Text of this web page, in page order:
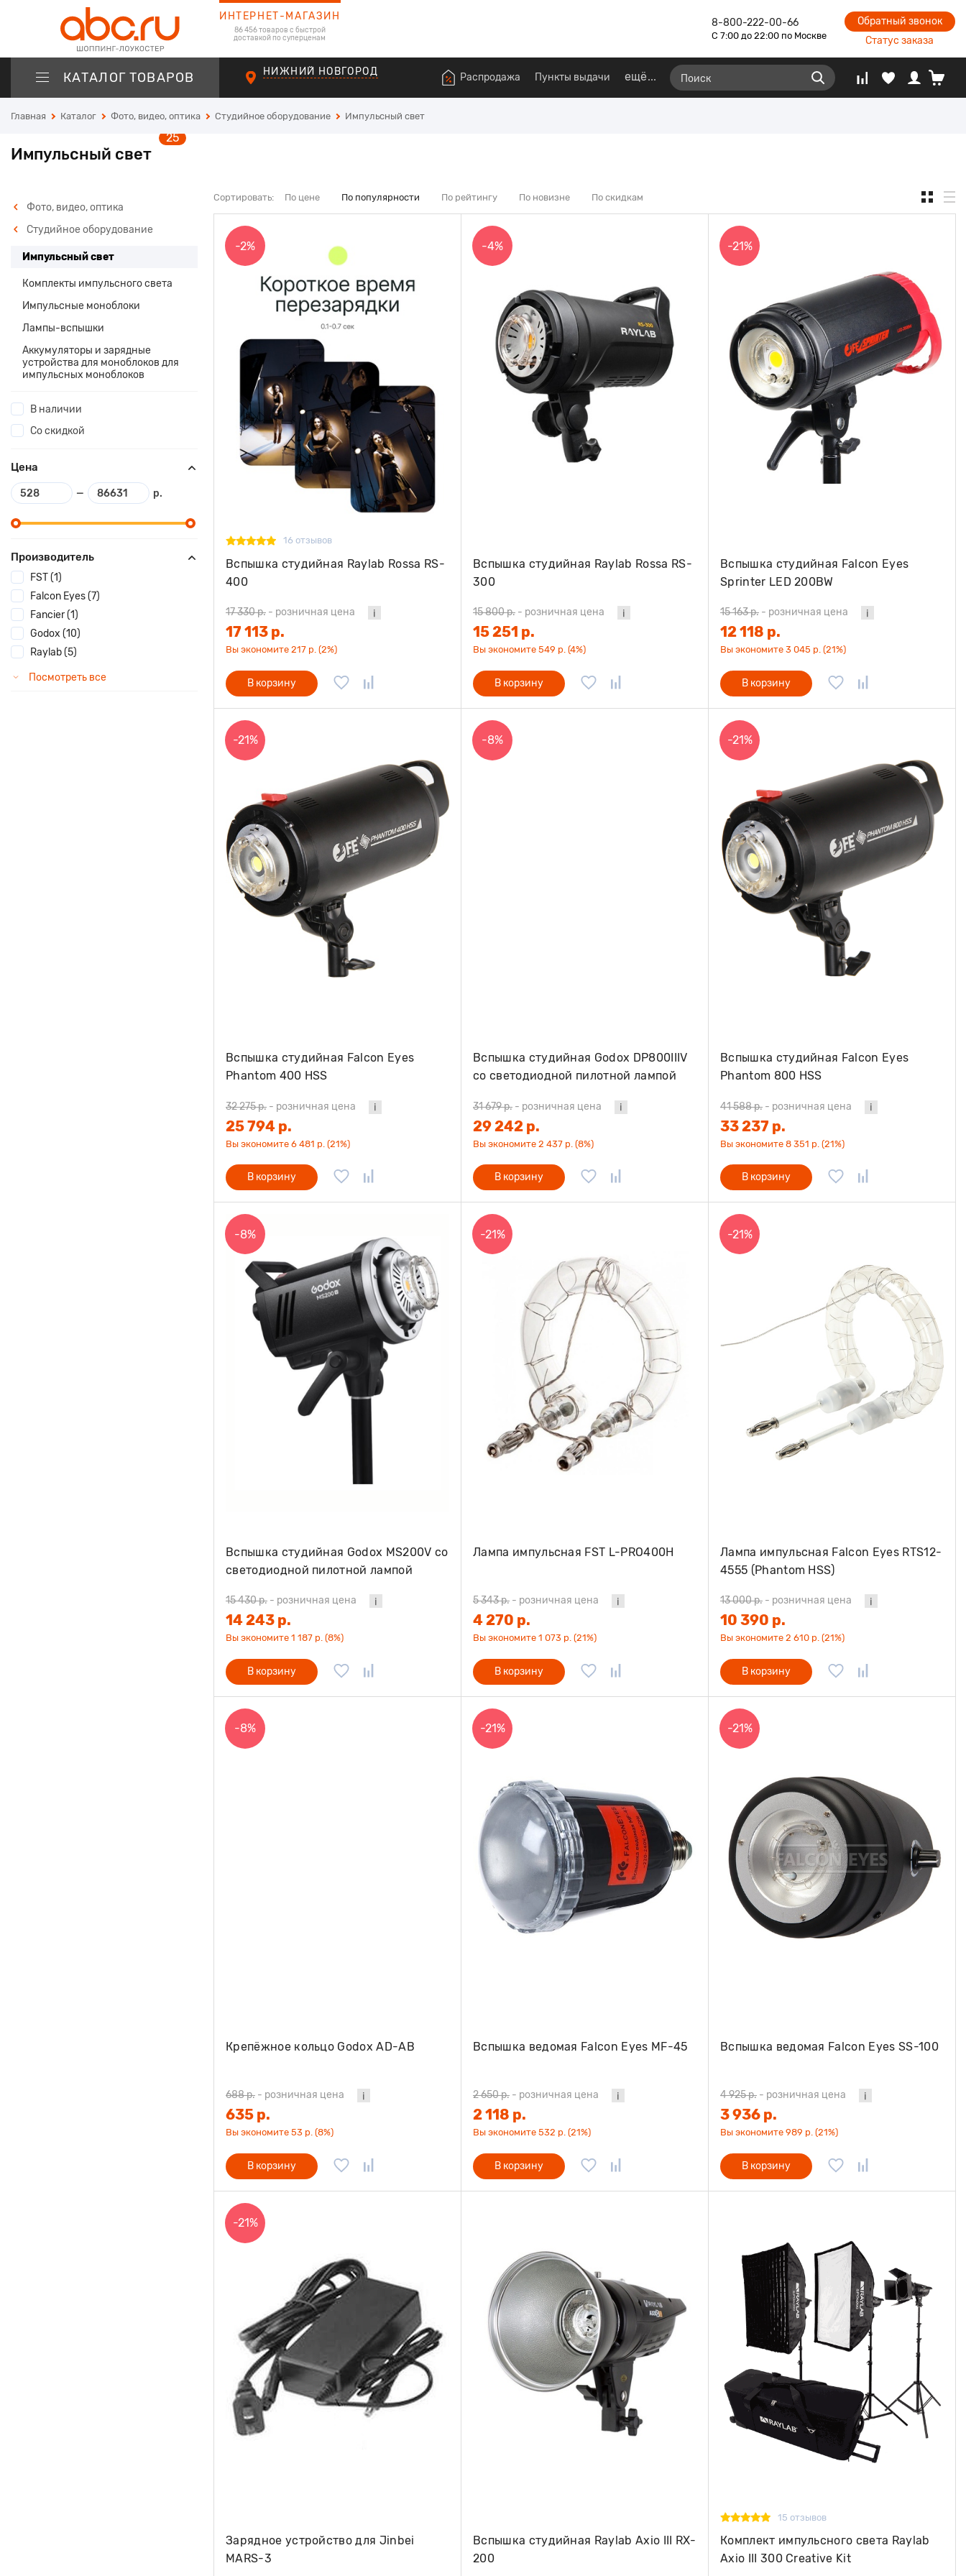
ИНТЕРНЕТ-МАГАЗИН
86 456 товаров с быстрой
доставкой по суперценам
8-800-222-00-66
С 7:00 до 22:00 по Москве
Обратный звонок
Статус заказа
КАТАЛОГ ТОВАРОВ НИЖНИЙ НОВГОРОД Распродажа Пункты выдачи ещё
Главная Каталог Фото, видео, оптика Студийное оборудование Импульсный свет
Импульсный свет
25
Фото, видео, оптика
Студийное оборудование
Импульсный свет
Комплекты импульсного света
Импульсные моноблоки
Лампы-вспышки
Аккумуляторы и зарядные
устройства для моноблоков для
импульсных моноблоков
В наличии
Со скидкой
Цена
— р.
Производитель
FST (1)
Falcon Eyes (7)
Fancier (1)
Godox (10)
Raylab (5)
Посмотреть все
Сортировать: По цене По популярности По рейтингу По новизне По скидкам
-2%
16 отзывов
Вспышка студийная Raylab Rossa RS-
400
17 330 р. - розничная цена
17 113 р.
Вы экономите 217 р. (2%)
В корзину
-4%
Вспышка студийная Raylab Rossa RS-
300
15 800 р. - розничная цена
15 251 р.
Вы экономите 549 р. (4%)
В корзину
-21%
Вспышка студийная Falcon Eyes
Sprinter LED 200BW
15 163 р. - розничная цена
12 118 р.
Вы экономите 3 045 р. (21%)
В корзину
-21%
Вспышка студийная Falcon Eyes
Phantom 400 HSS
32 275 р. - розничная цена
25 794 р.
Вы экономите 6 481 р. (21%)
В корзину
-8%
Вспышка студийная Godox DP800IIIV
со светодиодной пилотной лампой
31 679 р. - розничная цена
29 242 р.
Вы экономите 2 437 р. (8%)
В корзину
-21%
Вспышка студийная Falcon Eyes
Phantom 800 HSS
41 588 р. - розничная цена
33 237 р.
Вы экономите 8 351 р. (21%)
В корзину
-8%
Вспышка студийная Godox MS200V со
светодиодной пилотной лампой
15 430 р. - розничная цена
14 243 р.
Вы экономите 1 187 р. (8%)
В корзину
-21%
Лампа импульсная FST L-PRO400H
5 343 р. - розничная цена
4 270 р.
Вы экономите 1 073 р. (21%)
В корзину
-21%
Лампа импульсная Falcon Eyes RTS12-
4555 (Phantom HSS)
13 000 р. - розничная цена
10 390 р.
Вы экономите 2 610 р. (21%)
В корзину
-8%
Крепёжное кольцо Godox AD-AB
688 р. - розничная цена
635 р.
Вы экономите 53 р. (8%)
В корзину
-21%
Вспышка ведомая Falcon Eyes MF-45
2 650 р. - розничная цена
2 118 р.
Вы экономите 532 р. (21%)
В корзину
-21%
Вспышка ведомая Falcon Eyes SS-100
4 925 р. - розничная цена
3 936 р.
Вы экономите 989 р. (21%)
В корзину
-21%
Зарядное устройство для Jinbei
MARS-3
Вспышка студийная Raylab Axio III RX-
200
15 отзывов
Комплект импульсного света Raylab
Axio III 300 Creative Kit